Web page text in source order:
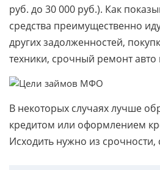
руб. до 30 000 руб.). Как
средства преимущественно
других задолженностей,
техники, срочный ремонт
В некоторых случаях лучше
кредитом или оформлением
Исходить нужно из